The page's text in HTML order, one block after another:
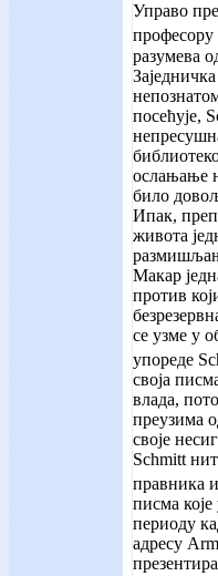
Управо
професору
разумева
посећује,
ослањање
било
Ипак,
живота
Макар
против
се узме у
упореде
своја
влада,
преузима
своје
Schmitt
правника
писма
периоду
адресу